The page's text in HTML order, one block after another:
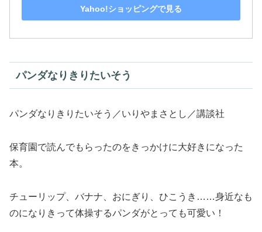
Yahoo!ショッピングで見る
パンダなりきりたいそう
パンダなりきりたいそう／いりやまさとし／講談社
保育園で読んでもらったのをきっかけに大好きになった
本。
チューリップ、バナナ、おにぎり、ひこうき……身近なも
のになりきって体操するパンダがとっても可愛い！